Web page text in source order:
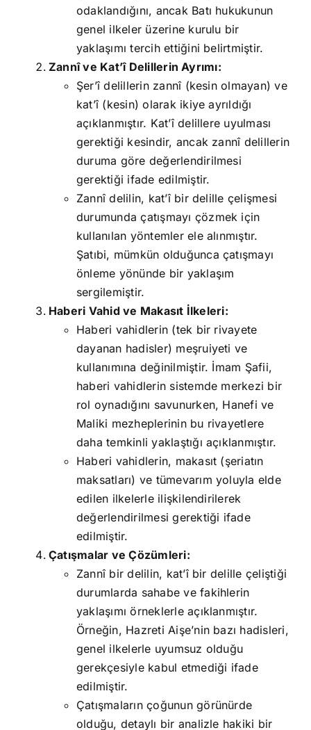
odaklandığını, ancak Batı hukukunun
genel ilkeler üzerine kurulu bir
yaklaşımı tercih ettiğini belirtmiştir.
Zannî ve Kat’î Delillerin Ayrımı:
Şer’î delillerin zannî (kesin olmayan) ve
kat’î (kesin) olarak ikiye ayrıldığı
açıklanmıştır. Kat’î delillere uyulması
gerektiği kesindir, ancak zannî delillerin
duruma göre değerlendirilmesi
gerektiği ifade edilmiştir.
Zannî delilin, kat’î bir delille çelişmesi
durumunda çatışmayı çözmek için
kullanılan yöntemler ele alınmıştır.
Şatıbi, mümkün olduğunca çatışmayı
önleme yönünde bir yaklaşım
sergilemiştir.
Haberi Vahid ve Makasıt İlkeleri:
Haberi vahidlerin (tek bir rivayete
dayanan hadisler) meşruiyeti ve
kullanımına değinilmiştir. İmam Şafii,
haberi vahidlerin sistemde merkezi bir
rol oynadığını savunurken, Hanefi ve
Maliki mezheplerinin bu rivayetlere
daha temkinli yaklaştığı açıklanmıştır.
Haberi vahidlerin, makasıt (şeriatın
maksatları) ve tümevarım yoluyla elde
edilen ilkelerle ilişkilendirilerek
değerlendirilmesi gerektiği ifade
edilmiştir.
Çatışmalar ve Çözümleri:
Zannî bir delilin, kat’î bir delille çeliştiği
durumlarda sahabe ve fakihlerin
yaklaşımı örneklerle açıklanmıştır.
Örneğin, Hazreti Aişe’nin bazı hadisleri,
genel ilkelerle uyumsuz olduğu
gerekçesiyle kabul etmediği ifade
edilmiştir.
Çatışmaların çoğunun görünürde
olduğu, detaylı bir analizle hakiki bir